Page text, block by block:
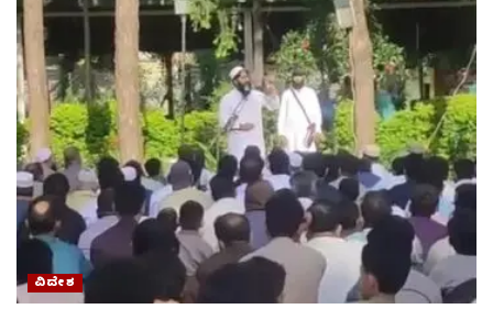
ವಿದೇಶ